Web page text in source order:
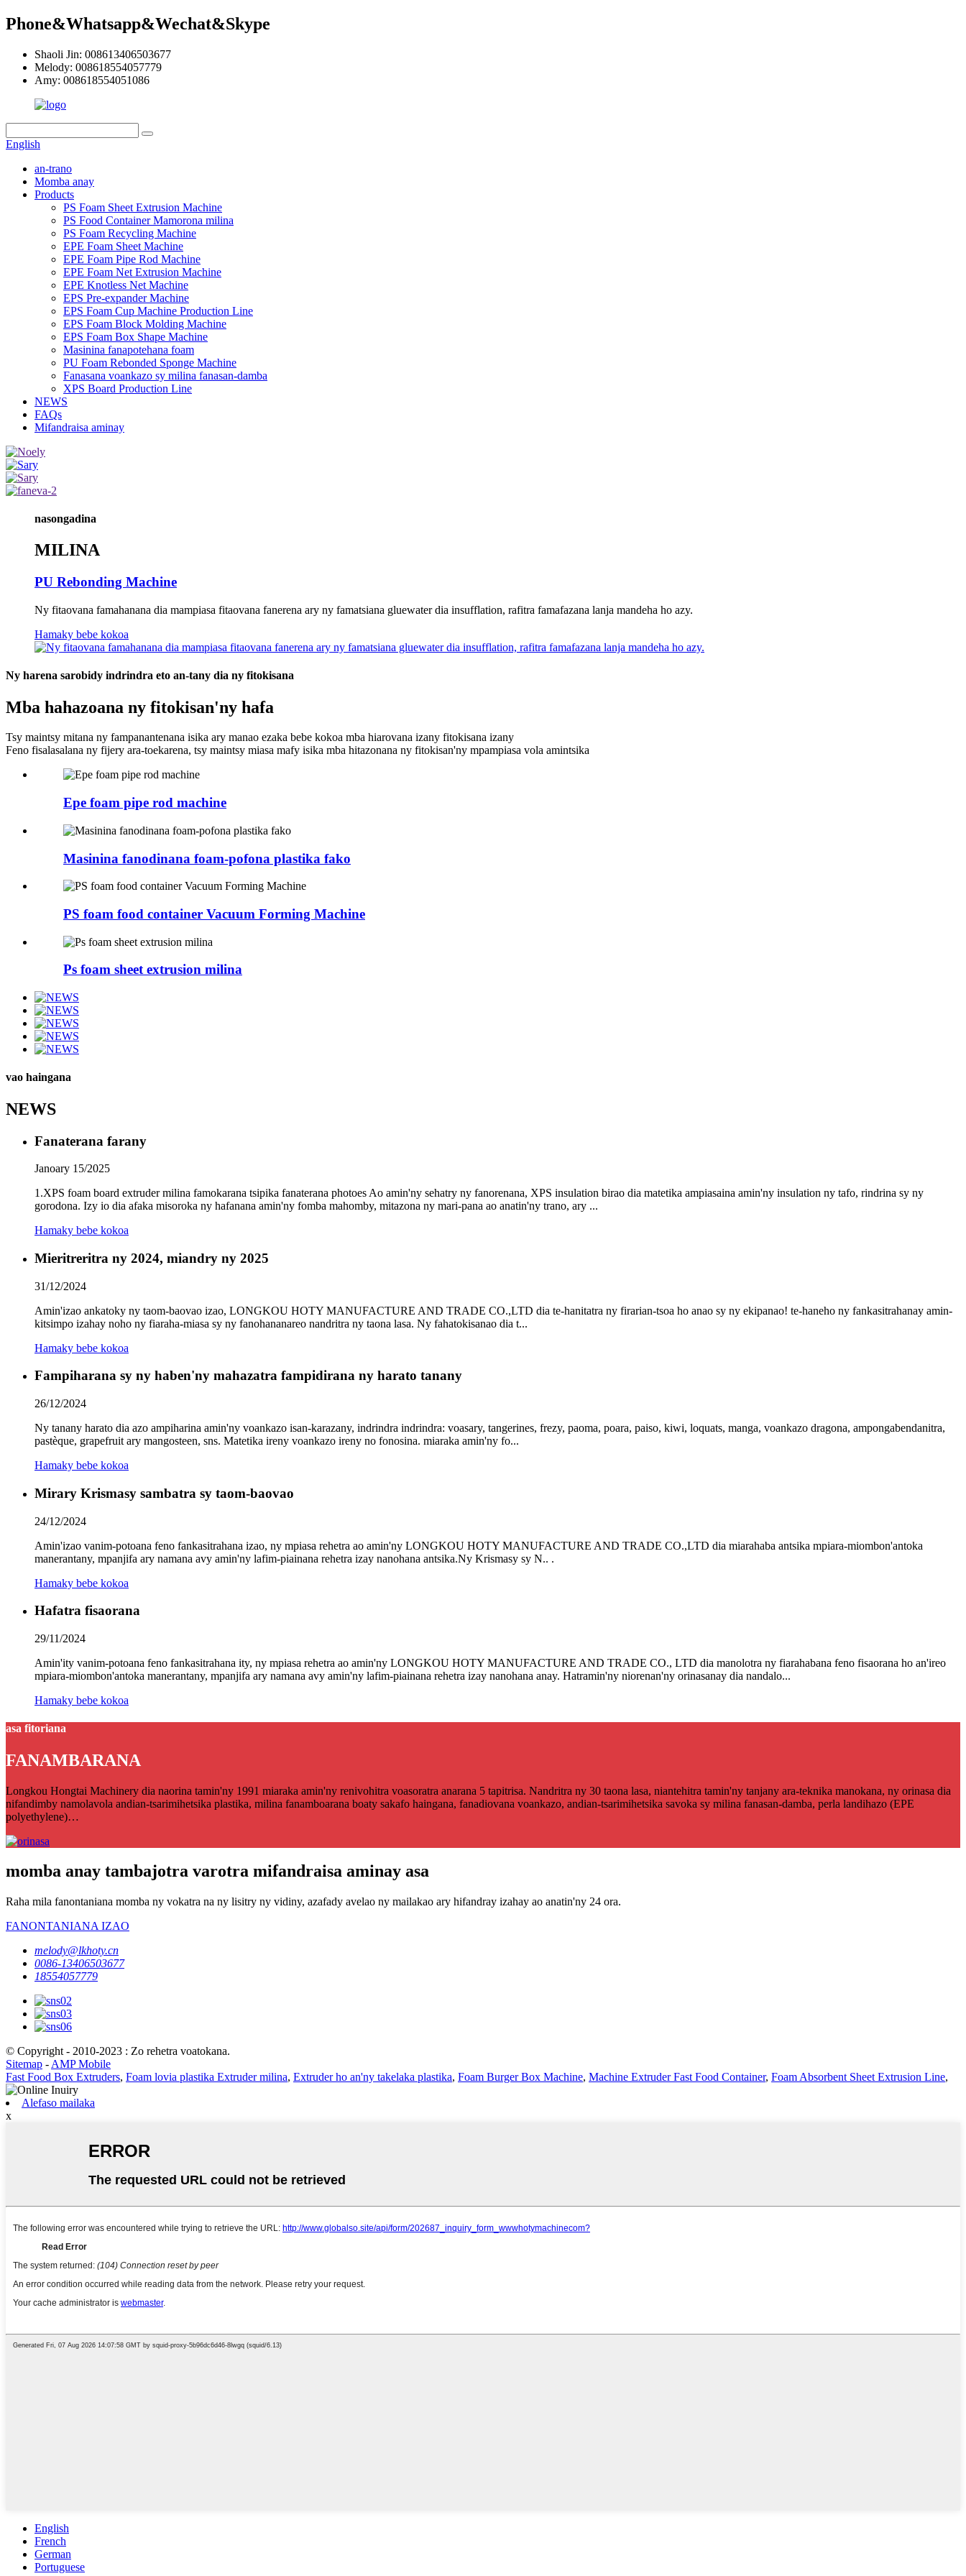
Phone&Whatsapp&Wechat&Skype
Shaoli Jin: 008613406503677
Melody: 008618554057779
Amy: 008618554051086
English
an-trano
Momba anay
Products
PS Foam Sheet Extrusion Machine
PS Food Container Mamorona milina
PS Foam Recycling Machine
EPE Foam Sheet Machine
EPE Foam Pipe Rod Machine
EPE Foam Net Extrusion Machine
EPE Knotless Net Machine
EPS Pre-expander Machine
EPS Foam Cup Machine Production Line
EPS Foam Block Molding Machine
EPS Foam Box Shape Machine
Masinina fanapotehana foam
PU Foam Rebonded Sponge Machine
Fanasana voankazo sy milina fanasan-damba
XPS Board Production Line
NEWS
FAQs
Mifandraisa aminay
nasongadina
MILINA
PU Rebonding Machine
Ny fitaovana famahanana dia mampiasa fitaovana fanerena ary ny famatsiana gluewater dia insufflation, rafitra famafazana lanja mandeha ho azy.
Hamaky bebe kokoa
Ny harena sarobidy indrindra eto an-tany dia ny fitokisana
Mba hahazoana ny fitokisan'ny hafa
Tsy maintsy mitana ny fampanantenana isika ary manao ezaka bebe kokoa mba hiarovana izany fitokisana izany
Feno fisalasalana ny fijery ara-toekarena, tsy maintsy miasa mafy isika mba hitazonana ny fitokisan'ny mpampiasa vola amintsika
Epe foam pipe rod machine
Masinina fanodinana foam-pofona plastika fako
PS foam food container Vacuum Forming Machine
Ps foam sheet extrusion milina
vao haingana
NEWS
Fanaterana farany
Janoary 15/2025
1.XPS foam board extruder milina famokarana tsipika fanaterana photoes Ao amin'ny sehatry ny fanorenana, XPS insulation birao dia matetika ampiasaina amin'ny insulation ny tafo, rindrina sy ny
gorodona. Izy io dia afaka misoroka ny hafanana amin'ny fomba mahomby, mitazona ny mari-pana ao anatin'ny trano, ary ...
Hamaky bebe kokoa
Mieritreritra ny 2024, miandry ny 2025
31/12/2024
Amin'izao ankatoky ny taom-baovao izao, LONGKOU HOTY MANUFACTURE AND TRADE CO.,LTD dia te-hanitatra ny firarian-tsoa ho anao sy ny ekipanao! te-haneho ny fankasitrahanay amin-
kitsimpo izahay noho ny fiaraha-miasa sy ny fanohananareo nandritra ny taona lasa. Ny fahatokisanao dia t...
Hamaky bebe kokoa
Fampiharana sy ny haben'ny mahazatra fampidirana ny harato tanany
26/12/2024
Ny tanany harato dia azo ampiharina amin'ny voankazo isan-karazany, indrindra indrindra: voasary, tangerines, frezy, paoma, poara, paiso, kiwi, loquats, manga, voankazo dragona, ampongabendanitra,
pastèque, grapefruit ary mangosteen, sns. Matetika ireny voankazo ireny no fonosina. miaraka amin'ny fo...
Hamaky bebe kokoa
Mirary Krismasy sambatra sy taom-baovao
24/12/2024
Amin'izao vanim-potoana feno fankasitrahana izao, ny mpiasa rehetra ao amin'ny LONGKOU HOTY MANUFACTURE AND TRADE CO.,LTD dia miarahaba antsika mpiara-miombon'antoka
manerantany, mpanjifa ary namana avy amin'ny lafim-piainana rehetra izay nanohana antsika.Ny Krismasy sy N.. .
Hamaky bebe kokoa
Hafatra fisaorana
29/11/2024
Amin'ity vanim-potoana feno fankasitrahana ity, ny mpiasa rehetra ao amin'ny LONGKOU HOTY MANUFACTURE AND TRADE CO., LTD dia manolotra ny fiarahabana feno fisaorana ho an'ireo
mpiara-miombon'antoka manerantany, mpanjifa ary namana avy amin'ny lafim-piainana rehetra izay nanohana anay. Hatramin'ny niorenan'ny orinasanay dia nandalo...
Hamaky bebe kokoa
asa fitoriana
FANAMBARANA
Longkou Hongtai Machinery dia naorina tamin'ny 1991 miaraka amin'ny renivohitra voasoratra anarana 5 tapitrisa. Nandritra ny 30 taona lasa, niantehitra tamin'ny tanjany ara-teknika manokana, ny orinasa dia
nifandimby namolavola andian-tsarimihetsika plastika, milina fanamboarana boaty sakafo haingana, fanadiovana voankazo, andian-tsarimihetsika savoka sy milina fanasan-damba, perla landihazo (EPE
polyethylene)…
momba anay tambajotra varotra mifandraisa aminay asa
Raha mila fanontaniana momba ny vokatra na ny lisitry ny vidiny, azafady avelao ny mailakao ary hifandray izahay ao anatin'ny 24 ora.
FANONTANIANA IZAO
melody@lkhoty.cn
0086-13406503677
18554057779
© Copyright - 2010-2023 : Zo rehetra voatokana.
Sitemap - AMP Mobile
Fast Food Box Extruders, Foam lovia plastika Extruder milina, Extruder ho an'ny takelaka plastika, Foam Burger Box Machine, Machine Extruder Fast Food Container, Foam Absorbent Sheet Extrusion Line,
Alefaso mailaka
x
English
French
German
Portuguese